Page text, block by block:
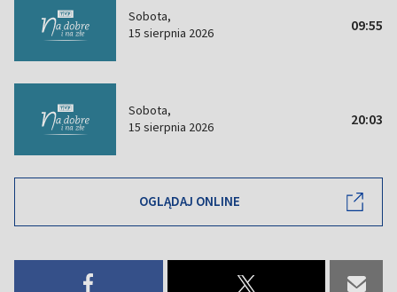
Sobota,
15 sierpnia 2026
09:55
Sobota,
15 sierpnia 2026
20:03
OGLĄDAJ ONLINE